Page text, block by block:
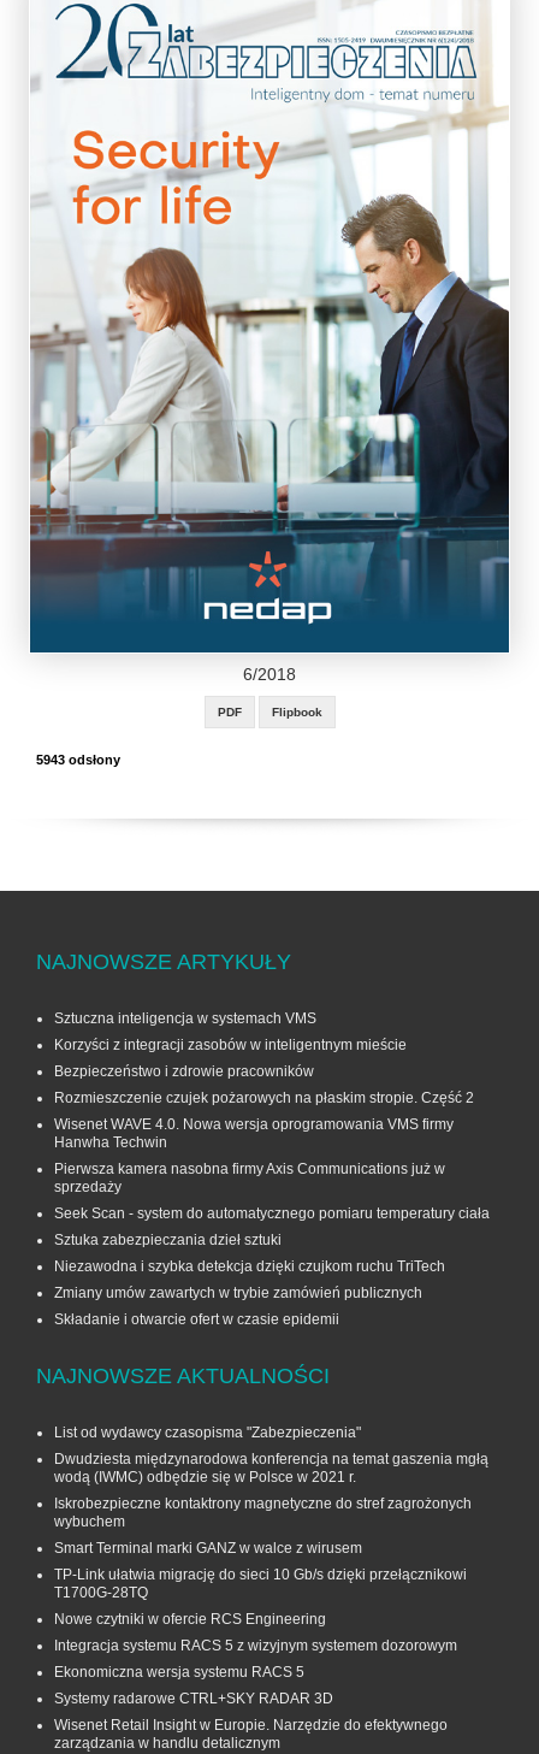
6/2018
PDF Flipbook
5943 odsłony
NAJNOWSZE ARTYKUŁY
Sztuczna inteligencja w systemach VMS
Korzyści z integracji zasobów w inteligentnym mieście
Bezpieczeństwo i zdrowie pracowników
Rozmieszczenie czujek pożarowych na płaskim stropie. Część 2
Wisenet WAVE 4.0. Nowa wersja oprogramowania VMS firmy
Hanwha Techwin
Pierwsza kamera nasobna firmy Axis Communications już w
sprzedaży
Seek Scan - system do automatycznego pomiaru temperatury ciała
Sztuka zabezpieczania dzieł sztuki
Niezawodna i szybka detekcja dzięki czujkom ruchu TriTech
Zmiany umów zawartych w trybie zamówień publicznych
Składanie i otwarcie ofert w czasie epidemii
NAJNOWSZE AKTUALNOŚCI
List od wydawcy czasopisma "Zabezpieczenia"
Dwudziesta międzynarodowa konferencja na temat gaszenia mgłą
wodą (IWMC) odbędzie się w Polsce w 2021 r.
Iskrobezpieczne kontaktrony magnetyczne do stref zagrożonych
wybuchem
Smart Terminal marki GANZ w walce z wirusem
TP-Link ułatwia migrację do sieci 10 Gb/s dzięki przełącznikowi
T1700G‑28TQ
Nowe czytniki w ofercie RCS Engineering
Integracja systemu RACS 5 z wizyjnym systemem dozorowym
Ekonomiczna wersja systemu RACS 5
Systemy radarowe CTRL+SKY RADAR 3D
Wisenet Retail Insight w Europie. Narzędzie do efektywnego
zarządzania w handlu detalicznym